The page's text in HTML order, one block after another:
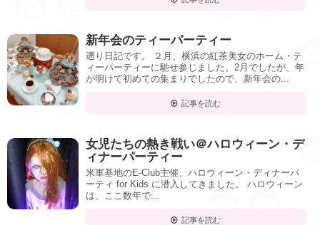
新年会のティーパーティー
遡り日記です。 ２月、横浜の紅茶美女のホーム・テ
ィーパーティーに馳せ参じました。2月でしたが、年
が明けて初めての集まりでしたので、新年会の...
記事を読む
女児たちの熱き戦い＠ハロウィーン・デ
ィナーパーティー
米軍基地のE-Club主催、ハロウィーン・ディナーパ
ーティ for Kids に潜入してきました。 ハロウィーン
は、ここ数年で...
記事を読む